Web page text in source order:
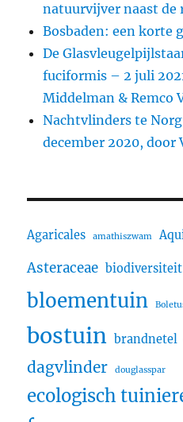
natuurvijver naast de
Bosbaden: een korte
De
fuciformis – 2 juli
Middelman & Remco
Nachtvlinders te
december 2020,
Agaricales amathiszwam
Asteraceae biodiversiteit
bloementuin
bostuin brandnetel
dagvlinder douglasspar
ecologisch